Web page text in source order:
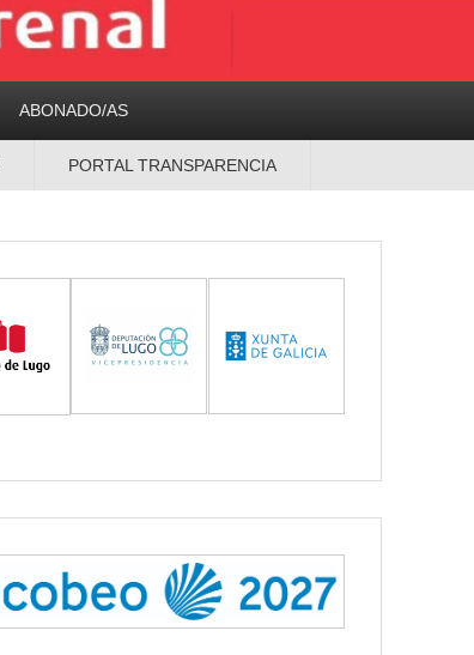
ABONADO/AS
PORTAL TRANSPARENCIA